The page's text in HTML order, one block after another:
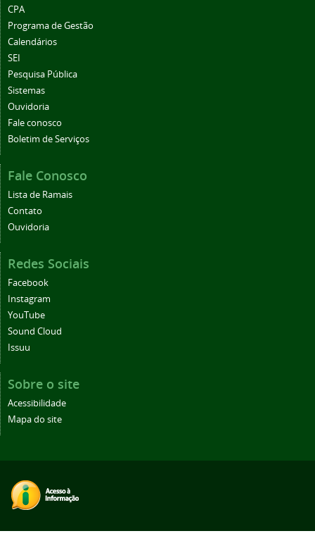
CPA
Programa de Gestão
Calendários
SEI
Pesquisa Pública
Sistemas
Ouvidoria
Fale conosco
Boletim de Serviços
Fale Conosco
Lista de Ramais
Contato
Ouvidoria
Redes Sociais
Facebook
Instagram
YouTube
Sound Cloud
Issuu
Sobre o site
Acessibilidade
Mapa do site